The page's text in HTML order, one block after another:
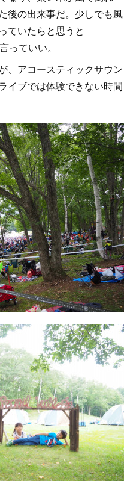
後の出来事だ。少しでも風
ていたらと思うと
っていい。
、アコースティックサウン
イブでは体験できない時間